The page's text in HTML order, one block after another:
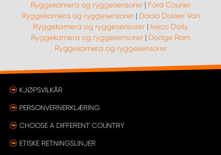
Ryggekamera og ryggesensorer | Ford Courier
Ryggekamera og ryggesensorer| Dacia Dokker Van
Ryggekamera og ryggesensorer | Iveco Daily
Ryggekamera og ryggesensorer| Dodge Ram
Ryggekamera og ryggesensorer
KJØPSVILKÅR
PERSONVERNERKLÆRING
CHOOSE A DIFFERENT COUNTRY
ETISKE RETNINGSLINJER